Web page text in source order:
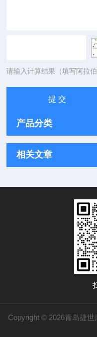
请输入计算结果（填写阿拉
产品分类
相关文章
Copyright © 2026青岛捷